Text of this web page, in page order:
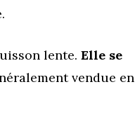
lente. Elle se
vendue en